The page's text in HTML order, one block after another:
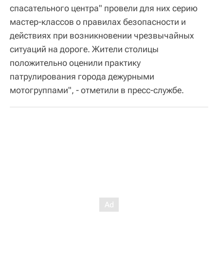
спасательного центра" провели для них серию
мастер-классов о правилах безопасности и
действиях при возникновении чрезвычайных
ситуаций на дороге. Жители столицы
положительно оценили практику
патрулирования города дежурными
мотогруппами", - отметили в пресс-службе.